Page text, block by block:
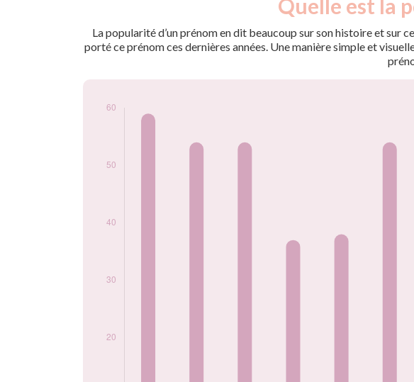
Quelle est la
La popularité d’un prénom en dit beaucoup sur son histoire et sur
porté ce prénom ces dernières années. Une manière simple et
Popularité du
2009
46
2010
59
2014
38
2018